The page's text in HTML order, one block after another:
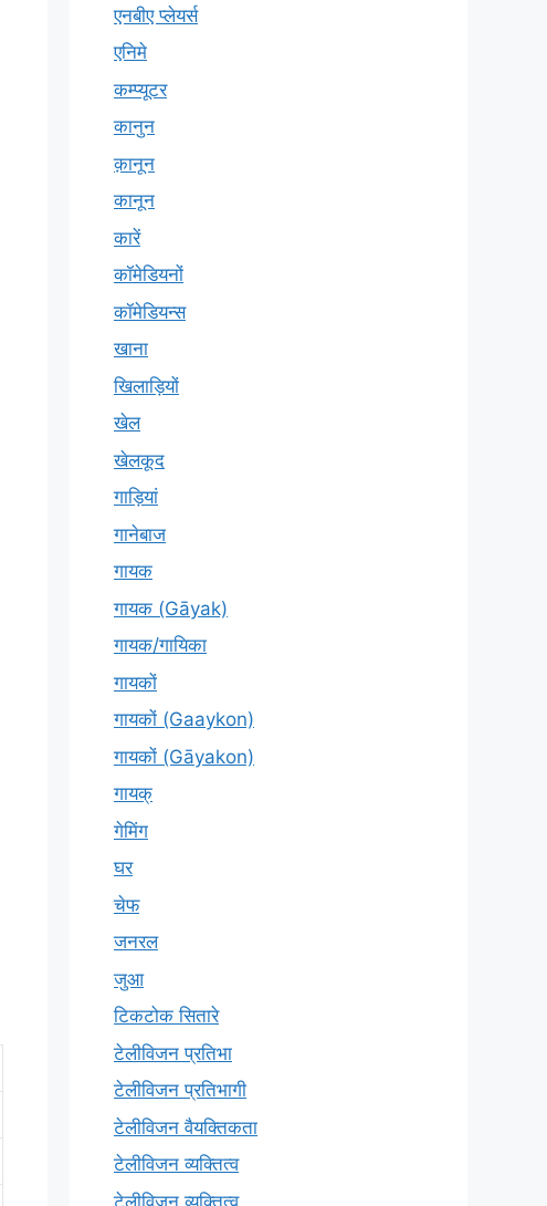
एनबीए प्लेयर्स
एनिमे
कम्प्यूटर
कानुन
क़ानून
कानून
कारें
कॉमेडियनों
कॉमेडियन्स
खाना
खिलाड़ियों
खेल
खेलकूद
गाड़ियां
गानेबाज
गायक
गायक (Gāyak)
गायक/गायिका
गायकों
गायकों (Gaaykon)
गायकों (Gāyakon)
गायक्
गेमिंग
घर
चेफ
जनरल
जुआ
टिकटोक सितारे
टेलीविजन प्रतिभा
टेलीविजन प्रतिभागी
टेलीविजन वैयक्तिकता
टेलीविजन व्यक्तित्व
टेलीविज़न व्यक्तित्व